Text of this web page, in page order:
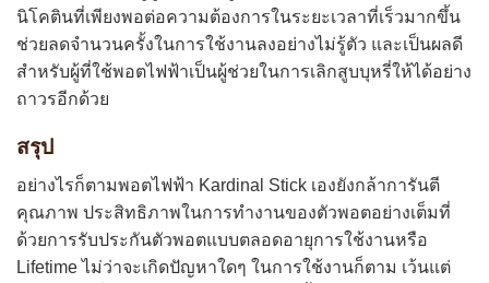
นิโคตินที่เพียงพอต่อความต้องการในระยะเวลาที่เร็วมากขึ้น
ช่วยลดจำนวนครั้งในการใช้งานลงอย่างไม่รู้ตัว และเป็นผลดี
สำหรับผู้ที่ใช้พอตไฟฟ้าเป็นผู้ช่วยในการเลิกสูบบุหรี่ให้ได้อย่าง
ถาวรอีกด้วย
สรุป
อย่างไรก็ตามพอตไฟฟ้า Kardinal Stick เองยังกล้าการันตี
คุณภาพ ประสิทธิภาพในการทำงานของตัวพอตอย่างเต็มที่
ด้วยการรับประกันตัวพอตแบบตลอดอายุการใช้งานหรือ
Lifetime ไม่ว่าจะเกิดปัญหาใดๆ ในการใช้งานก็ตาม เว้นแต่